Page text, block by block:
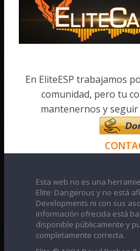
En EliteESP trabajamos
comunidad, pero tu
mantenernos y seguir
Esta web no es una
Elite: Dangerous y no está
Developments ni con sus
información ofrecida está
disponible públicamente y
completamente correcta.